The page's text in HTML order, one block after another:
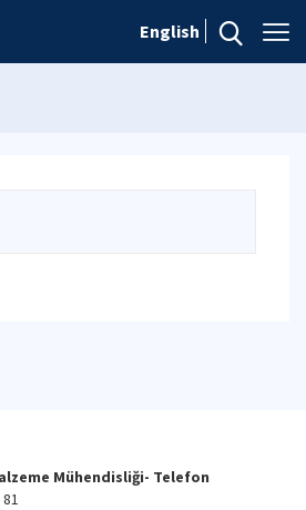
English
Mühendisliği- Telefon